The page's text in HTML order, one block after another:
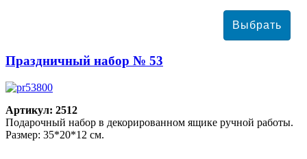
Праздничный набор № 53
Артикул: 2512
Подарочный набор в декорированном ящике ручной работы.
Размер: 35*20*12 см.